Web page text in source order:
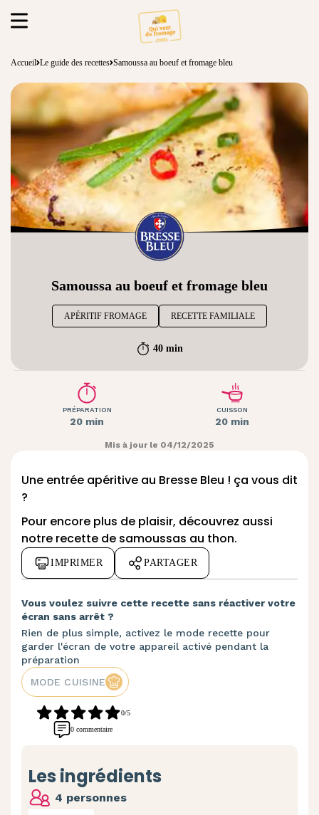
Accueil Le guide des recettes Samoussa au boeuf et fromage bleu
Samoussa au boeuf et fromage bleu
APÉRITIF FROMAGE RECETTE FAMILIALE
40 min
PRÉPARATION
20 min
CUISSON
20 min
Mis à jour le 04/12/2025
Une entrée apéritive au Bresse Bleu ! ça vous dit
?
Pour encore plus de plaisir, découvrez aussi
notre recette de samoussas au thon.
IMPRIMER PARTAGER
Vous voulez suivre cette recette sans réactiver votre
écran sans arrêt ?
Rien de plus simple, activez le mode recette pour
garder l'écran de votre appareil activé pendant la
préparation
MODE CUISINE
0/5
0 commentaire
Les ingrédients
4 personnes